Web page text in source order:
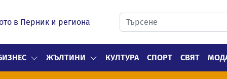
в Перник и региона
ЖЪЛТИНИ КУЛТУРА СПОРТ СВЯТ